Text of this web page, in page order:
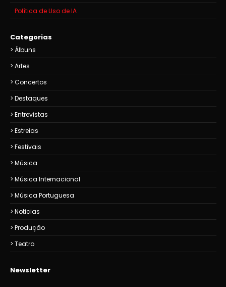
Política de Uso de IA
Categorias
Álbuns
Artes
Concertos
Destaques
Entrevistas
Estreias
Festivais
Música
Música Internacional
Música Portuguesa
Noticias
Produção
Teatro
Newsletter